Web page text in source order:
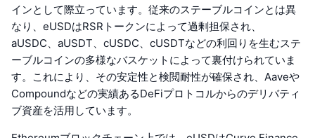
インとして際立っています。従来のステーブルコインとは異
なり、eUSDはRSRトークンによって過剰担保され、
aUSDC、aUSDT、cUSDC、cUSDTなどの利回りを生むステ
ーブルコインの多様なバスケットによって裏付けられていま
す。これにより、その安定性と検閲耐性が確保され、Aaveや
Compoundなどの実績あるDeFiプロトコルからのデリバティ
ブ資産を活用しています。